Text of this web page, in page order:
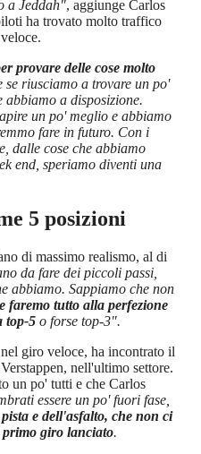
a Jeddah", aggiunge Carlos
ha trovato molto traffico
provare delle cose molto
se riusciamo a trovare un po'
abbiamo a disposizione.
un po' meglio e abbiamo
fare in futuro. Con i
dalle cose che abbiamo
end, speriamo diventi una
5 posizioni
di massimo realismo, al di
da fare dei piccoli passi,
abbiamo. Sappiamo che non
faremo tutto alla perfezione
top-5 o forse top-3".
giro veloce, ha incontrato il
nell'ultimo settore.
un po' tutti e che Carlos
essere un po' fuori fase,
e dell'asfalto, che non ci
primo giro lanciato.